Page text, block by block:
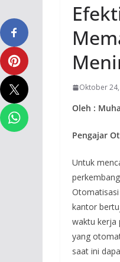
Oktober 24,
Oleh :
Pengajar
Untuk
kantor
waktu kerja
yang
saat ini